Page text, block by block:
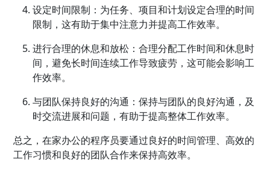
设定时间限制：为任务、项目和计划设定合理的时间
限制，这有助于集中注意力并提高工作效率。
进行合理的休息和放松：合理分配工作时间和休息时
间，避免长时间连续工作导致疲劳，这可能会影响工
作效率。
与团队保持良好的沟通：保持与团队的良好沟通，及
时交流进展和问题，有助于提高整体工作效率。
总之，在家办公的程序员要通过良好的时间管理、高效的
工作习惯和良好的团队合作来保持高效率。